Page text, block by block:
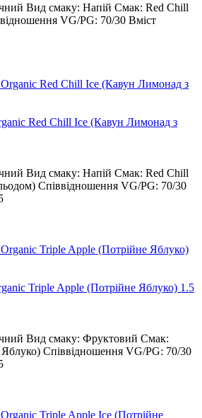
Вид смаку: Напій Смак: Red Chill
VG/PG: 70/30 Вміст
Red Chill Ice (Кавун Лимонад з
Вид смаку: Напій Смак: Red Chill
Співвідношення VG/PG: 70/30
Triple Apple (Потрійне Яблуко) 1.5
Вид смаку: Фруктовий Смак:
Співвідношення VG/PG: 70/30